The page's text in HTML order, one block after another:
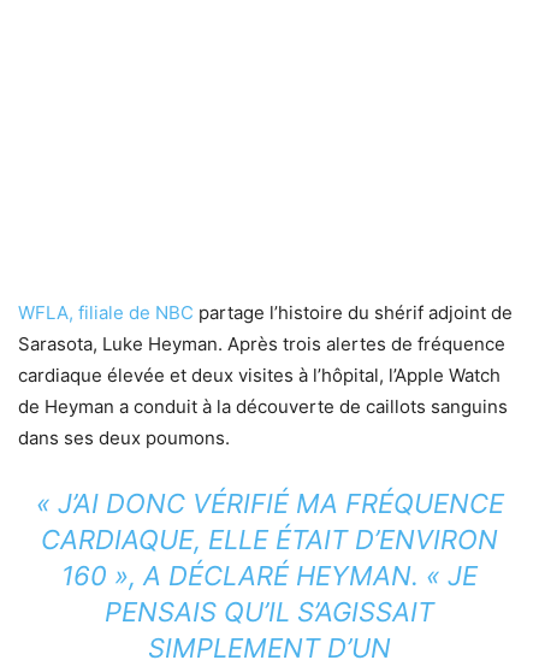
WFLA, filiale de NBC partage l’histoire du shérif adjoint de
Sarasota, Luke Heyman. Après trois alertes de fréquence
cardiaque élevée et deux visites à l’hôpital, l’Apple Watch
de Heyman a conduit à la découverte de caillots sanguins
dans ses deux poumons.
« J’AI DONC VÉRIFIÉ MA FRÉQUENCE
CARDIAQUE, ELLE ÉTAIT D’ENVIRON
160 », A DÉCLARÉ HEYMAN. « JE
PENSAIS QU’IL S’AGISSAIT
SIMPLEMENT D’UN